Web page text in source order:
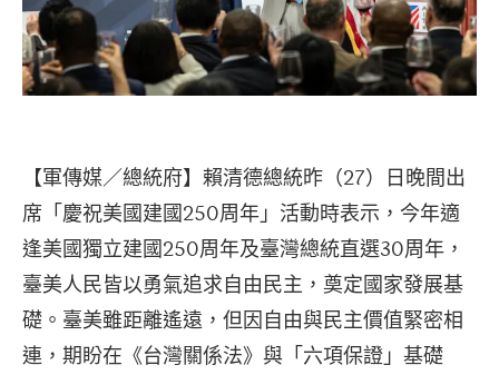
【軍傳媒／總統府】賴清德總統昨（27）日晚間出
席「慶祝美國建國250周年」活動時表示，今年適
逢美國獨立建國250周年及臺灣總統直選30周年，
臺美人民皆以勇氣追求自由民主，奠定國家發展基
礎。臺美雖距離遙遠，但因自由與民主價值緊密相
連，期盼在《台灣關係法》與「六項保證」基礎